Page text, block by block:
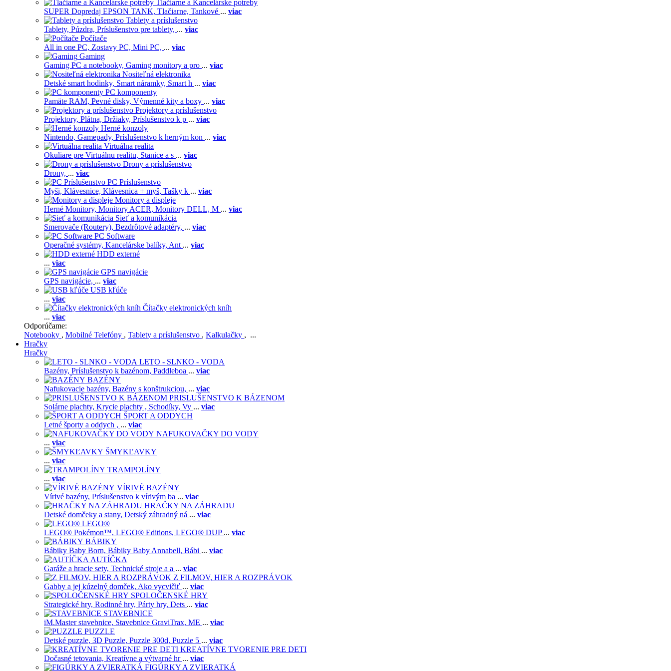
Tlačiarne a Kancelárske potreby
SUPER Dopredaj EPSON TANK, Tlačiarne, Tankové ... viac
Tablety a príslušenstvo
Tablety, Púzdra, Príslušenstvo pre tablety, ... viac
Počítače
All in one PC, Zostavy PC, Mini PC, ... viac
Gaming
Gaming PC a notebooky, Gaming monitory a pro ... viac
Nositeľná elektronika
Detské smart hodinky, Smart náramky, Smart h ... viac
PC komponenty
Pamäte RAM, Pevné disky, Výmenné kity a boxy ... viac
Projektory a príslušenstvo
Projektory, Plátna, Držiaky, Príslušenstvo k p ... viac
Herné konzoly
Nintendo, Gamepady, Príslušenstvo k herným kon ... viac
Virtuálna realita
Okuliare pre Virtuálnu realitu, Stanice a s ... viac
Drony a príslušenstvo
Drony, ... viac
PC Príslušenstvo
Myši, Klávesnice, Klávesnica + myš, Tašky k ... viac
Monitory a displeje
Herné Monitory, Monitory ACER, Monitory DELL, M ... viac
Sieť a komunikácia
Smerovače (Routery), Bezdrôtové adaptéry, ... viac
PC Software
Operačné systémy, Kancelárske balíky, Ant ... viac
HDD externé
... viac
GPS navigácie
GPS navigácie, ... viac
USB kľúče
... viac
Čítačky elektronických kníh
... viac
Odporúčame:
Notebooky , Mobilné Telefóny , Tablety a príslušenstvo , Kalkulačky , ...
Hračky
Hračky
LETO - SLNKO - VODA
Bazény, Príslušenstvo k bazénom, Paddleboa ... viac
BAZÉNY
Nafukovacie bazény, Bazény s konštrukciou, ... viac
PRISLUŠENSTVO K BÁZENOM
Solárne plachty, Krycie plachty , Schodíky, Vy ... viac
ŠPORT A ODDYCH
Letné športy a oddych , ... viac
NAFUKOVAČKY DO VODY
... viac
ŠMYKĽAVKY
... viac
TRAMPOLÍNY
... viac
VÍRIVÉ BAZÉNY
Vírivé bazény, Príslušenstvo k vírivým ba ... viac
HRAČKY NA ZÁHRADU
Detské domčeky a stany, Detský záhradný ná ... viac
LEGO®
LEGO® Pokémon™, LEGO® Editions, LEGO® DUP ... viac
BÁBIKY
Bábiky Baby Born, Bábiky Baby Annabell, Bábi ... viac
AUTÍČKA
Garáže a hracie sety, Technické stroje a a ... viac
Z FILMOV, HIER A ROZPRÁVOK
Gabby a jej kúzelný domček, Ako vycvičiť ... viac
SPOLOČENSKÉ HRY
Strategické hry, Rodinné hry, Párty hry, Dets ... viac
STAVEBNICE
iM.Master stavebnice, Stavebnice GraviTrax, ME ... viac
PUZZLE
Detské puzzle, 3D Puzzle, Puzzle 300d, Puzzle 5 ... viac
KREATÍVNE TVORENIE PRE DETI
Dočasné tetovania, Kreatívne a výtvarné hr ... viac
FIGÚRKY A ZVIERATKÁ